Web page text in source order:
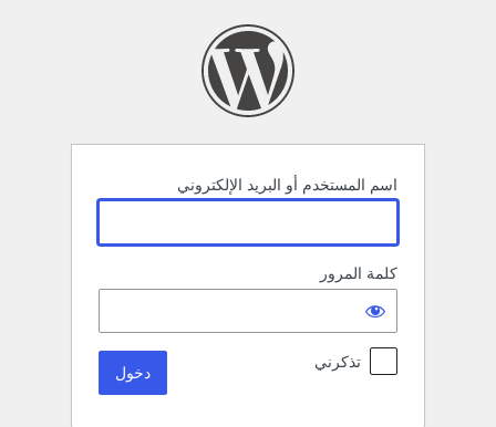
اسم المستخدم أو البريد الإلكتروني
كلمة المرور
تذكرني